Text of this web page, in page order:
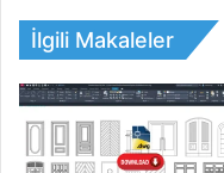
İlgili Makaleler